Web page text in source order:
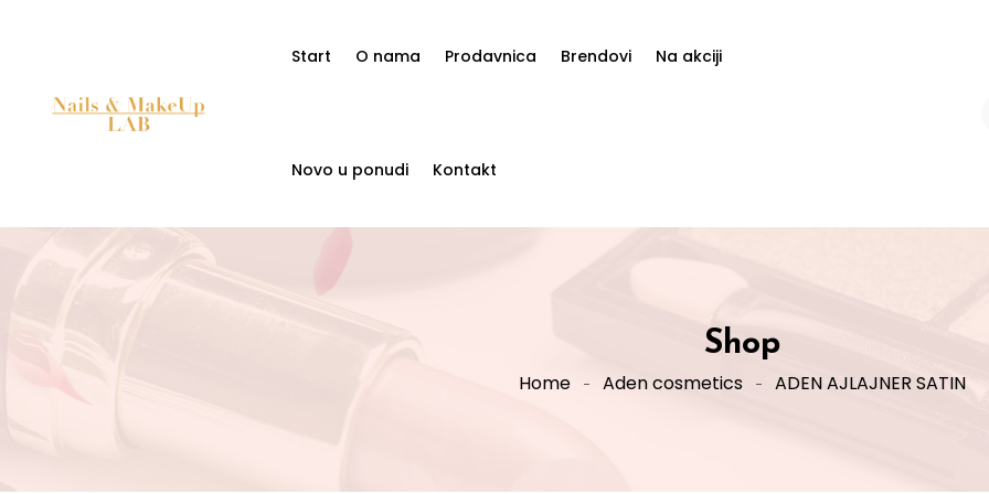
Start O nama Prodavnica Brendovi Na akciji
Novo u ponudi Kontakt
Shop
Home Aden cosmetics ADEN AJLAJNER SATIN